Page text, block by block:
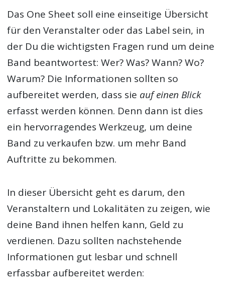
Das One Sheet soll eine einseitige Übersicht
für den Veranstalter oder das Label sein, in
der Du die wichtigsten Fragen rund um deine
Band beantwortest: Wer? Was? Wann? Wo?
Warum? Die Informationen sollten so
aufbereitet werden, dass sie auf einen Blick
erfasst werden können. Denn dann ist dies
ein hervorragendes Werkzeug, um deine
Band zu verkaufen bzw. um mehr Band
Auftritte zu bekommen.
In dieser Übersicht geht es darum, den
Veranstaltern und Lokalitäten zu zeigen, wie
deine Band ihnen helfen kann, Geld zu
verdienen. Dazu sollten nachstehende
Informationen gut lesbar und schnell
erfassbar aufbereitet werden: